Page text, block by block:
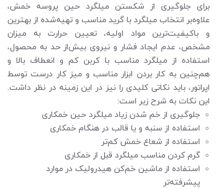
برای جلوگیری از شکستن میلگرد حین پروسه خمش،
علاوه‌بر انتخاب میلگرد با گرید مناسب و تهیه‌شده از بهترین
و باکیفیت‌ترین مواد اولیه، تعیین حرارت به میزان
مشخص، عدم ایجاد فشار و نیروی بیش‌از حد به محصول،
استفاده از میلگرد مناسب با کربن کم و انعطاف بالا و
هم‌چنین به کار بردن ابزار مناسب و میز کار درست توسط
اپراتور، باید نکاتی کلیدی را نیز در این زمینه در نظر داشت.
این نکات به شرح زیر است:
جلوگیری از خم شدن زیاد میلگرد حین خمکاری
استفاده از سنبه و یا قالب در هنگام خمکاری
استفاده از شعاع خمش کم‌تر
گرم کردن مناسب میلگرد قبل از خمکاری
استفاده از ماشین خم‌کن هیدرولیک در موارد
پیشرفته‌تر